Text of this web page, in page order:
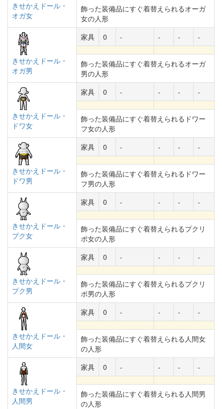
きせかえドール・
オガ女
飾った装備品にすぐ着替えられるオーガ
女の人形
きせかえドール・
オガ男
家具 0 - - - -
飾った装備品にすぐ着替えられるオーガ
男の人形
きせかえドール・
ドワ女
家具 0 - - - -
飾った装備品にすぐ着替えられるドワー
フ女の人形
きせかえドール・
ドワ男
家具 0 - - - -
飾った装備品にすぐ着替えられるドワー
フ男の人形
きせかえドール・
プク女
家具 0 - - - -
飾った装備品にすぐ着替えられるプクリ
ポ女の人形
きせかえドール・
プク男
家具 0 - - - -
飾った装備品にすぐ着替えられるプクリ
ポ男の人形
きせかえドール・
人間女
家具 0 - - - -
飾った装備品にすぐ着替えられる人間女
の人形
きせかえドール・
人間男
家具 0 - - - -
飾った装備品にすぐ着替えられる人間男
の人形